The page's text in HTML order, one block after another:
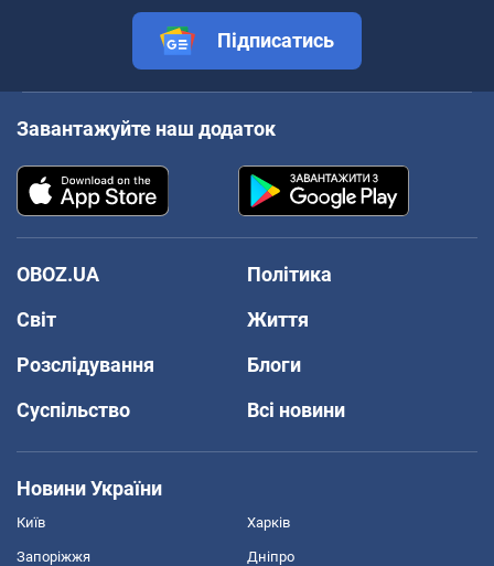
Підписатись
Завантажуйте наш додаток
OBOZ.UA
Політика
Світ
Життя
Розслідування
Блоги
Суспільство
Всі новини
Новини України
Київ Харків
Запоріжжя Дніпро